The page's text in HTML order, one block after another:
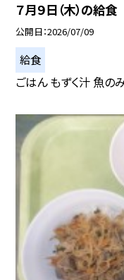
７月９日（木）の給食
公開日 2026/07/09
給食
ごはん もずく汁 魚の